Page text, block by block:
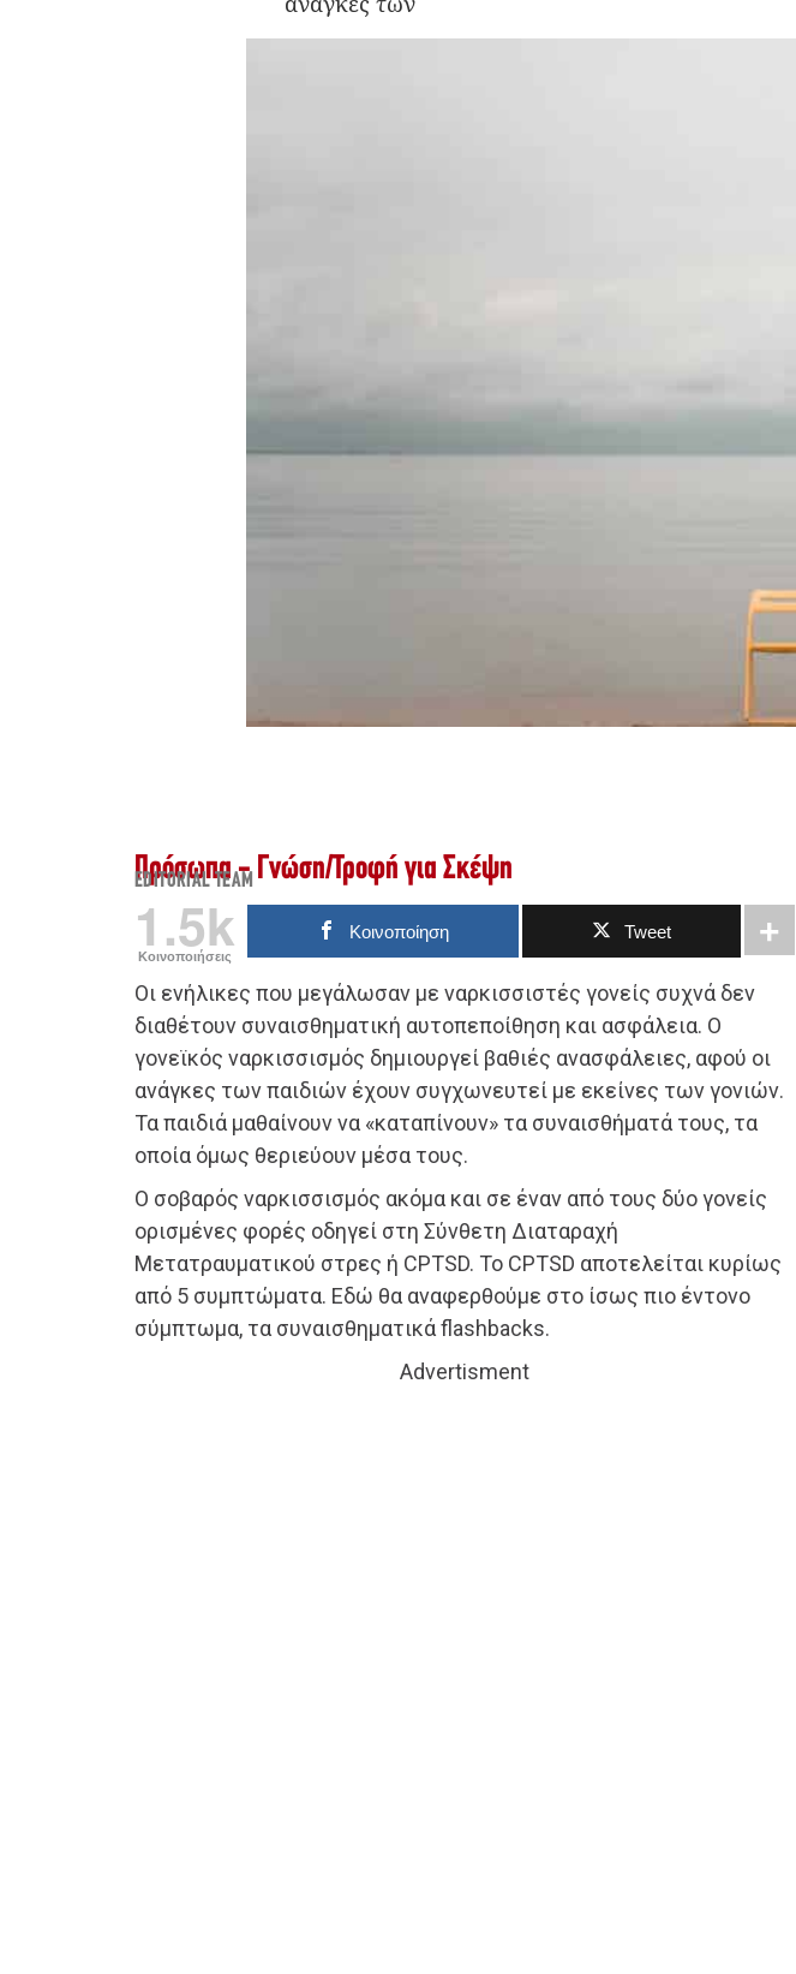
Πρόσωπα - Γνώση/Τροφή για Σκέψη
EDITORIAL TEAM
1.5k
Κοινοποιήσεις
Κοινοποίηση Tweet
Οι ενήλικες που μεγάλωσαν με ναρκισσιστές γονείς συχνά δεν
διαθέτουν συναισθηματική αυτοπεποίθηση και ασφάλεια. Ο
γονεϊκός ναρκισσισμός δημιουργεί βαθιές ανασφάλειες, αφού οι
ανάγκες των παιδιών έχουν συγχωνευτεί με εκείνες των γονιών.
Τα παιδιά μαθαίνουν να «καταπίνουν» τα συναισθήματά τους, τα
οποία όμως θεριεύουν μέσα τους.
Ο σοβαρός ναρκισσισμός ακόμα και σε έναν από τους δύο γονείς
ορισμένες φορές οδηγεί στη Σύνθετη Διαταραχή
Μετατραυματικού στρες ή CPTSD. Το CPTSD αποτελείται κυρίως
από 5 συμπτώματα. Εδώ θα αναφερθούμε στο ίσως πιο έντονο
σύμπτωμα, τα συναισθηματικά flashbacks.
Advertisment